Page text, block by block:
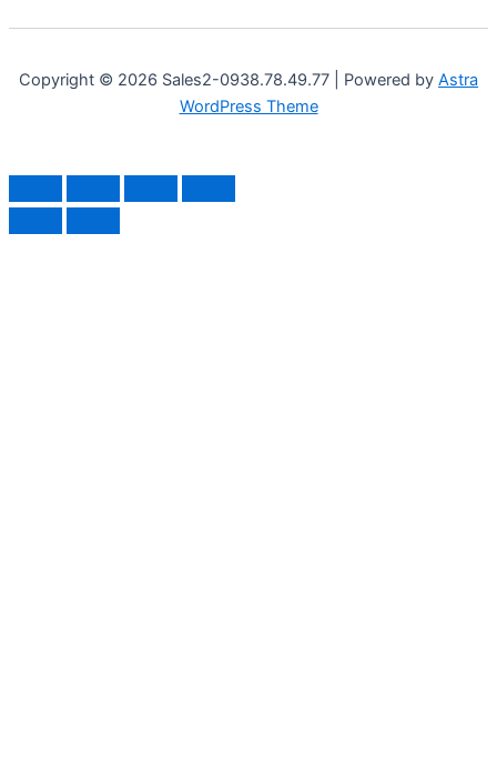
Copyright © 2026 Sales2-0938.78.49.77 | Powered by Astra
WordPress Theme